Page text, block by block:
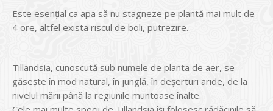
Este esențial ca apa să nu stagneze pe plantă mai mult de
4 ore, altfel exista riscul de boli, putrezire.
Tillandsia, cunoscută sub numele de planta de aer, se
găsește în mod natural, în junglă, în deșerturi aride, de la
nivelul mării până la regiunile muntoase înalte.